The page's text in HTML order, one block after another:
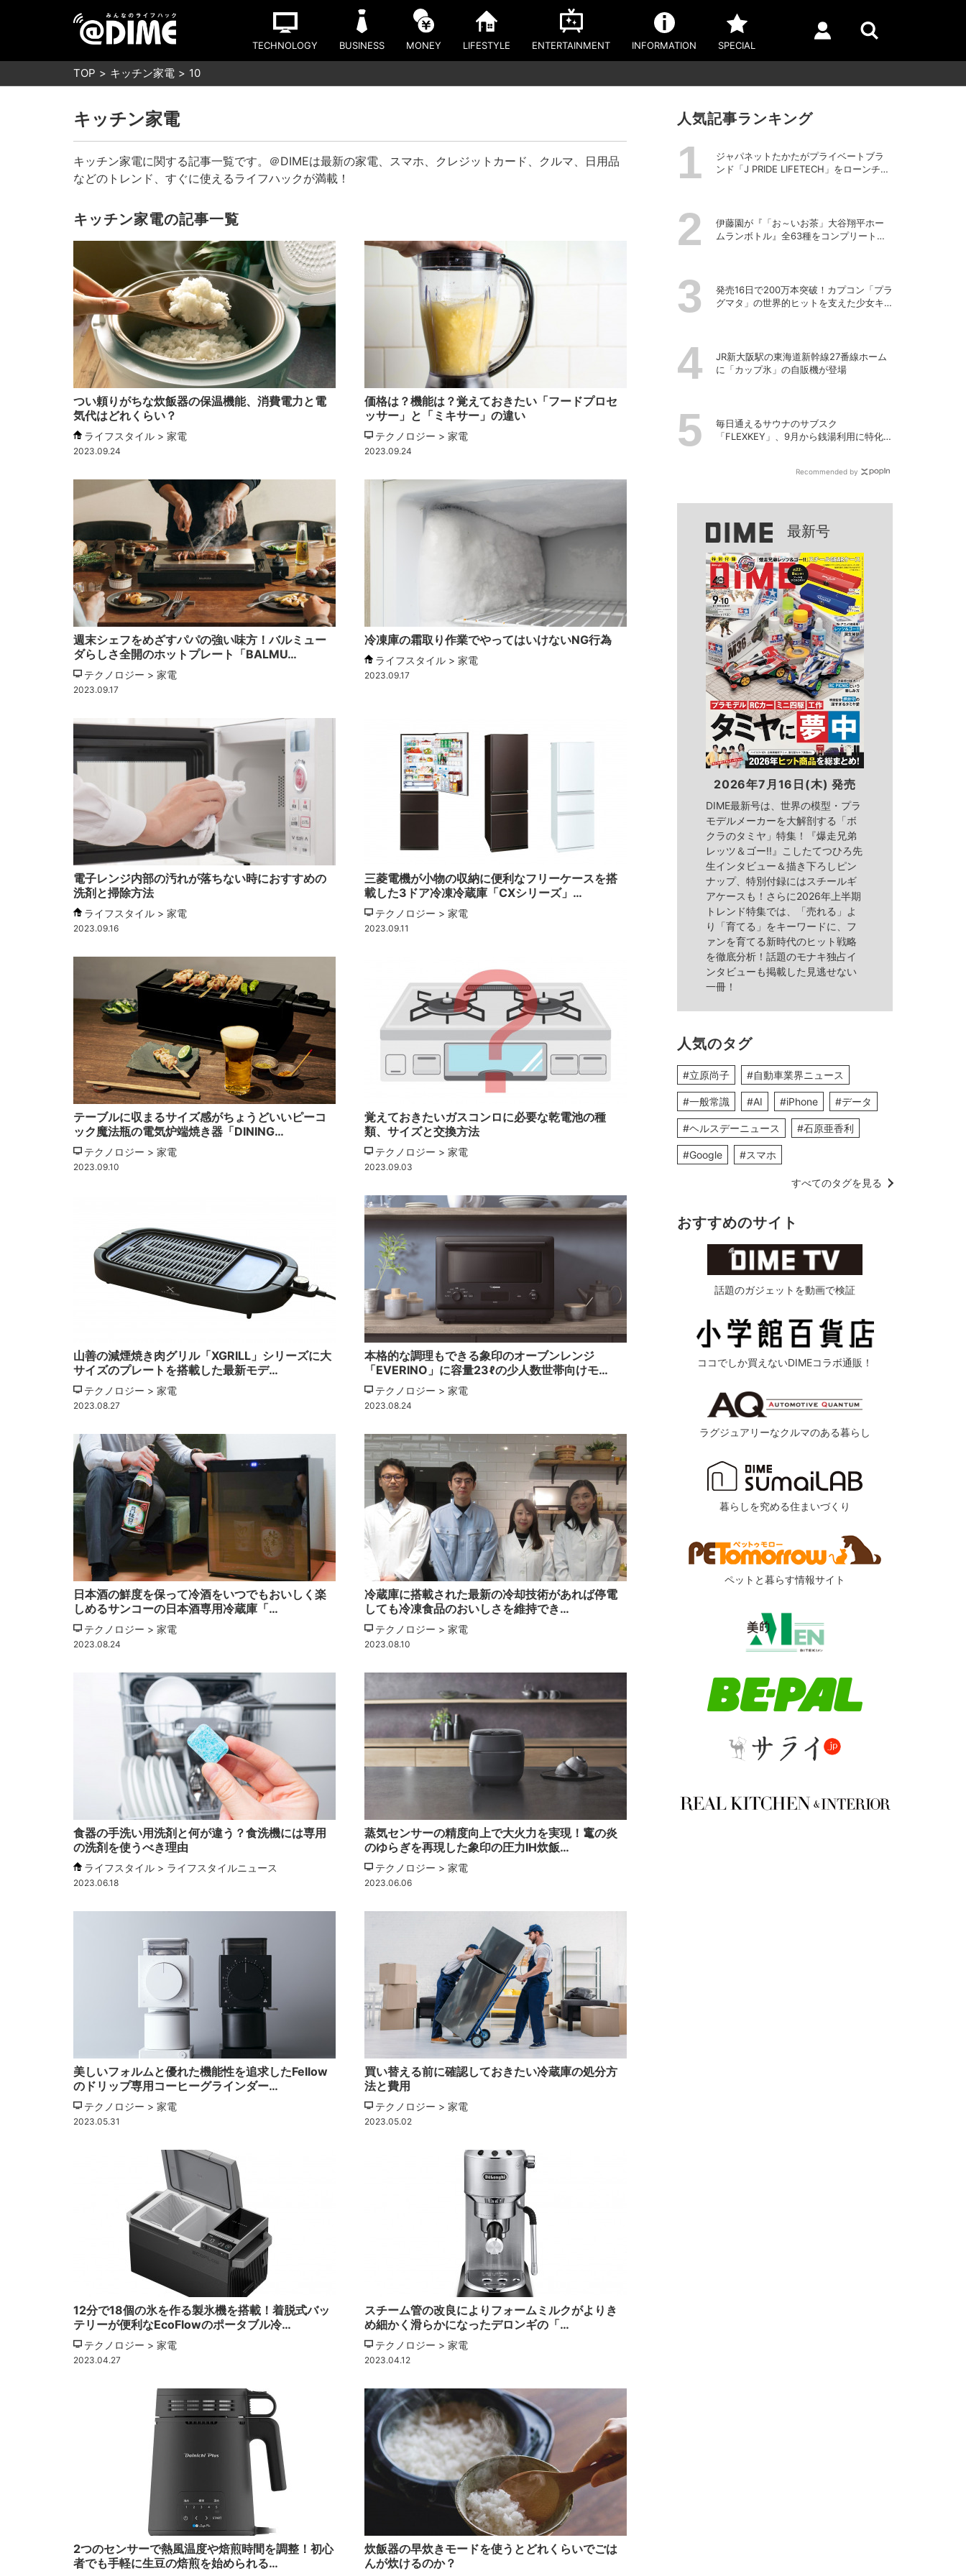
TECHNOLOGY BUSINESS MONEY LIFESTYLE ENTERTAINMENT INFORMATION SPECIAL
TOP キッチン家電 10
キッチン家電
キッチン家電に関する記事一覧です。＠DIMEは最新の家電、スマホ、クレジットカード、クルマ、日用品
などのトレンド、すぐに使えるライフハックが満載！
キッチン家電の記事一覧
つい頼りがちな炊飯器の保温機能、消費電力と電
気代はどれくらい？
ライフスタイル > 家電
2023.09.24
価格は？機能は？覚えておきたい「フードプロセ
ッサー」と「ミキサー」の違い
テクノロジー > 家電
2023.09.24
週末シェフをめざすパパの強い味方！バルミュー
ダらしさ全開のホットプレート「BALMU…
テクノロジー > 家電
2023.09.17
冷凍庫の霜取り作業でやってはいけないNG行為
ライフスタイル > 家電
2023.09.17
電子レンジ内部の汚れが落ちない時におすすめの
洗剤と掃除方法
ライフスタイル > 家電
2023.09.16
三菱電機が小物の収納に便利なフリーケースを搭
載した3ドア冷凍冷蔵庫「CXシリーズ」…
テクノロジー > 家電
2023.09.11
テーブルに収まるサイズ感がちょうどいいピーコ
ック魔法瓶の電気炉端焼き器「DINING…
テクノロジー > 家電
2023.09.10
覚えておきたいガスコンロに必要な乾電池の種
類、サイズと交換方法
テクノロジー > 家電
2023.09.03
山善の減煙焼き肉グリル「XGRILL」シリーズに大
サイズのプレートを搭載した最新モデ…
テクノロジー > 家電
2023.08.27
本格的な調理もできる象印のオーブンレンジ
「EVERINO」に容量23ℓの少人数世帯向けモ…
テクノロジー > 家電
2023.08.24
日本酒の鮮度を保って冷酒をいつでもおいしく楽
しめるサンコーの日本酒専用冷蔵庫「…
テクノロジー > 家電
2023.08.24
冷蔵庫に搭載された最新の冷却技術があれば停電
しても冷凍食品のおいしさを維持でき…
テクノロジー > 家電
2023.08.10
食器の手洗い用洗剤と何が違う？食洗機には専用
の洗剤を使うべき理由
ライフスタイル > ライフスタイルニュース
2023.06.18
蒸気センサーの精度向上で大火力を実現！竃の炎
のゆらぎを再現した象印の圧力IH炊飯…
テクノロジー > 家電
2023.06.06
美しいフォルムと優れた機能性を追求したFellow
のドリップ専用コーヒーグラインダー…
テクノロジー > 家電
2023.05.31
買い替える前に確認しておきたい冷蔵庫の処分方
法と費用
テクノロジー > 家電
2023.05.02
12分で18個の氷を作る製氷機を搭載！着脱式バッ
テリーが便利なEcoFlowのポータブル冷…
テクノロジー > 家電
2023.04.27
スチーム管の改良によりフォームミルクがよりき
め細かく滑らかになったデロンギの「…
テクノロジー > 家電
2023.04.12
2つのセンサーで熱風温度や焙煎時間を調整！初心
者でも手軽に生豆の焙煎を始められる…
炊飯器の早炊きモードを使うとどれくらいでごは
んが炊けるのか？
人気記事ランキング
ジャパネットたかたがプライベートブラ
ンド「J PRIDE LIFETECH」をローンチ、
伊藤園が『「お～いお茶」大谷翔平ホー
ムランボトル』全63種をコンプリートし
発売16日で200万本突破！カプコン「プラ
グマタ」の世界的ヒットを支えた少女キ
JR新大阪駅の東海道新幹線27番線ホーム
に「カップ氷」の自販機が登場
毎日通えるサウナのサブスク
「FLEXKEY」、9月から銭湯利用に特化し
Recommended by
最新号
2026年7月16日(木) 発売
DIME最新号は、世界の模型・プラ
モデルメーカーを大解剖する「ボ
クラのタミヤ」特集！『爆走兄弟
レッツ＆ゴー!!』こしたてつひろ先
生インタビュー＆描き下ろしピン
ナップ、特別付録にはスチールギ
アケースも！さらに2026年上半期
トレンド特集では、「売れる」よ
り「育てる」をキーワードに、フ
ァンを育てる新時代のヒット戦略
を徹底分析！話題のモナキ独占イ
ンタビューも掲載した見逃せない
一冊！
人気のタグ
#立原尚子 #自動車業界ニュース
#一般常識 #AI #iPhone #データ
#ヘルスデーニュース #石原亜香利
#Google #スマホ
すべてのタグを見る
おすすめのサイト
話題のガジェットを動画で検証
ココでしか買えないDIMEコラボ通販！
ラグジュアリーなクルマのある暮らし
暮らしを究める住まいづくり
ペットと暮らす情報サイト